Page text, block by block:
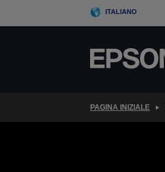
ITALIANO
PAGINA INIZIALE